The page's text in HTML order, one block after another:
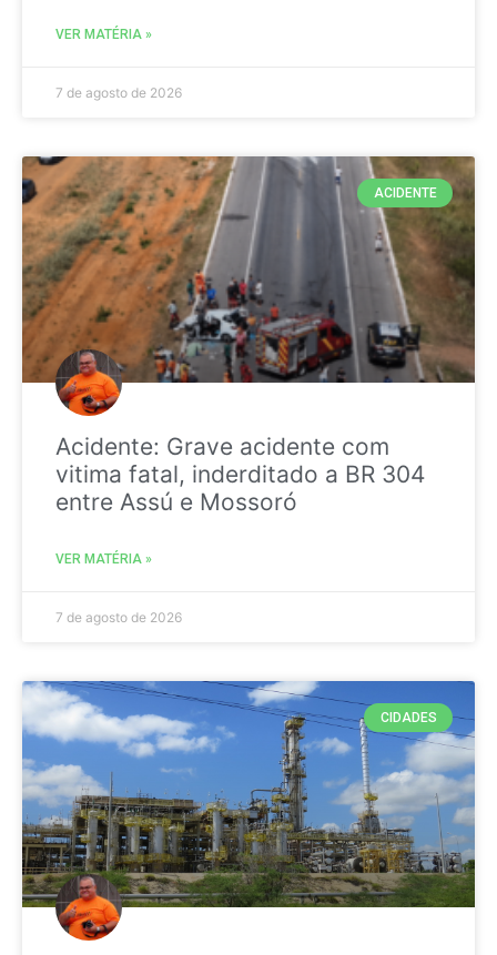
VER MATÉRIA »
7 de agosto de 2026
ACIDENTE
Acidente: Grave acidente com
vitima fatal, inderditado a BR 304
entre Assú e Mossoró
VER MATÉRIA »
7 de agosto de 2026
CIDADES